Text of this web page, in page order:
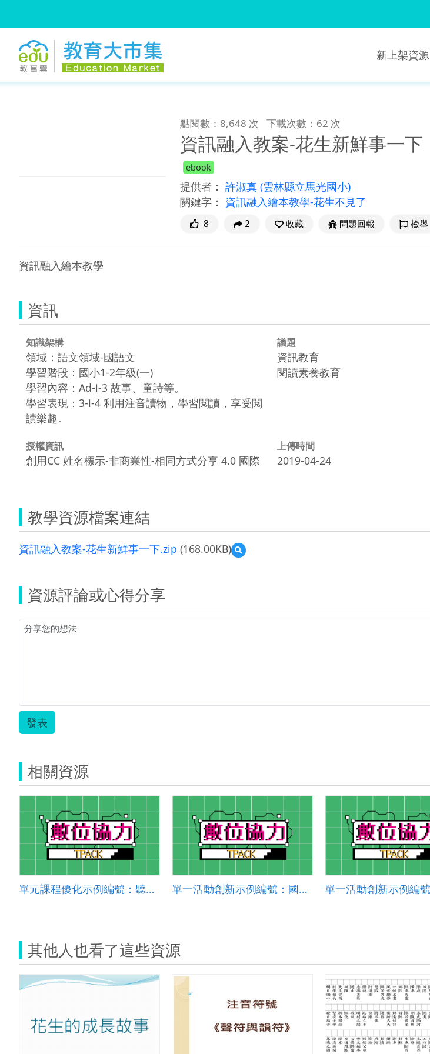
新上架資源
點閱數：8,648 次 下載次數：62 次
資訊融入教案-花生新鮮事一下
ebook
提供者： 許淑真 (雲林縣立馬光國小)
關鍵字： 資訊融入繪本教學-花生不見了
8 2 收藏 問題回報 檢舉
資訊融入繪本教學
資訊
知識架構
領域：語文領域-國語文
學習階段：國小1-2年級(一)
學習內容：Ad-Ⅰ-3 故事、童詩等。
學習表現：3-Ⅰ-4 利用注音讀物，學習閱讀，享受閱
讀樂趣。
議題
資訊教育
閱讀素養教育
授權資訊
創用CC 姓名標示-非商業性-相同方式分享 4.0 國際
上傳時間
2019-04-24
教學資源檔案連結
資訊融入教案-花生新鮮事一下.zip (168.00KB)
預
覽
教
下.zip
資源評論或心得分享
發表
相關資源
單元課程優化示例編號：聽說讀寫 2024 00 4 單一活動創新示例編號：國小社會 2024-006
其他人也看了這些資源